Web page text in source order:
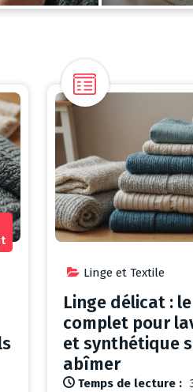
Linge et Textile
Linge délicat :
complet pour
et synthétique
abîmer
Temps de lecture :